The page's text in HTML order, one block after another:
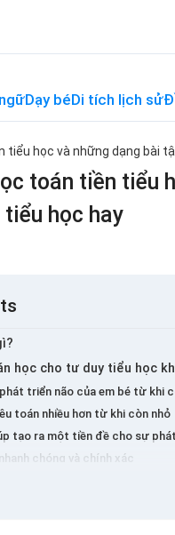
Dạy béDi tích lịch sử
tiểu học và những dạng bài
toán tiền tiểu
học hay
học cho tư duy tiểu học
triển não của em bé từ khi
toán nhiều hơn từ khi còn nhỏ
tạo ra một tiền đề cho sự
chóng và chính xác
giúp trẻ cải thiện nền